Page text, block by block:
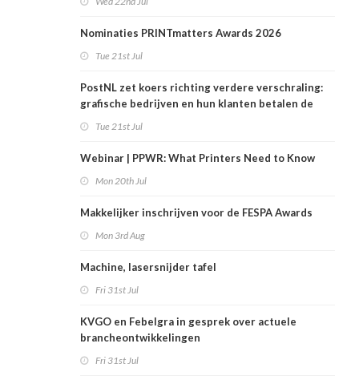
Nominaties PRINTmatters Awards 2026
Tue 21st Jul
PostNL zet koers richting verdere verschraling:
grafische bedrijven en hun klanten betalen de
Tue 21st Jul
Webinar | PPWR: What Printers Need to Know
Mon 20th Jul
Makkelijker inschrijven voor de FESPA Awards
Mon 3rd Aug
Machine, lasersnijder tafel
Fri 31st Jul
KVGO en Febelgra in gesprek over actuele
brancheontwikkelingen
Fri 31st Jul